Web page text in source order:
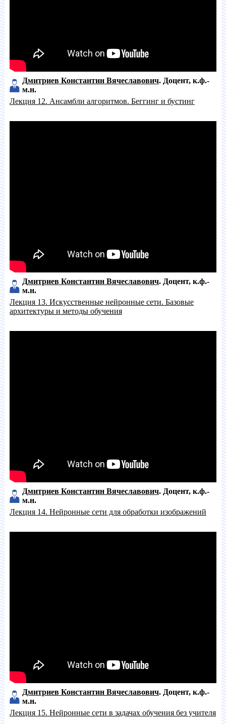
Дмитриев Константин Вячеславович Доцент к.ф.-
м.н.
Лекция 12. Ансамбли алгоритмов. Беггинг и бустинг
Дмитриев Константин Вячеславович Доцент к.ф.-
м.н.
Лекция 13. Искусственные нейронные сети. Базовые
архитектуры и методы обучения
Дмитриев Константин Вячеславович Доцент к.ф.-
м.н.
Лекция 14. Нейронные сети для обработки изображений
Дмитриев Константин Вячеславович Доцент к.ф.-
м.н.
Лекция 15. Нейронные сети в задачах обучения без учителя